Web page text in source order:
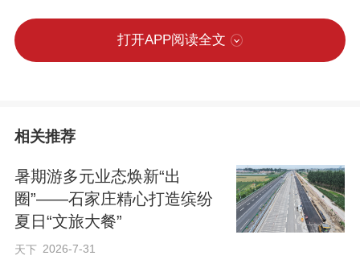
全体师生作版权知识专题宣讲。“盗版图书
不仅会用劣质油墨伤害大家的视力，里面
的错字、漏字还会误导我们的学习，更重
要的是，它侵害了作者的原创劳动成果，
打开APP阅读全文
相关推荐
暑期游多元业态焕新“出
圈”——石家庄精心打造缤纷
夏日“文旅大餐”
天下 2026-7-31